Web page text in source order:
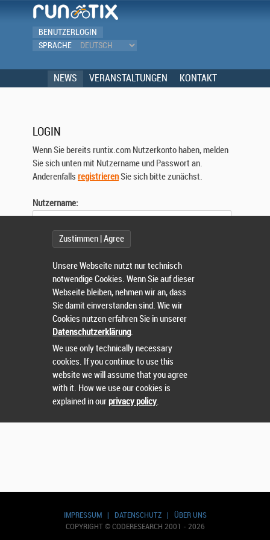
BENUTZERLOGIN
SPRACHE
NEWS VERANSTALTUNGEN KONTAKT
IMPRESSUM| DATENSCHUTZ| ÜBER UNS
COPYRIGHT © CODERESEARCH 2001 - 2026
LOGIN
Wenn Sie bereits runtix.com Nutzerkonto haben, melden
Sie sich unten mit Nutzername und Passwort an.
Anderenfalls registrierenSie sich bitte zunächst.
Nutzername:
Passwort:
NutzernameoderPasswortvergessen?
Sie können sich nicht einloggen? Kontaktieren Sie uns
unter:sts@runtix.com
Zustimmen | Agree
Unsere Webseite nutzt nur technisch
notwendige Cookies. Wenn Sie auf dieser
Webseite bleiben, nehmen wir an, dass
Sie damit einverstanden sind. Wie wir
Cookies nutzen erfahren Sie in unserer
Datenschutzerklärung.
We use only technically necessary
cookies. If you continue to use this
website we will assume that you agree
with it. How we use our cookies is
explained in ourprivacy policy.